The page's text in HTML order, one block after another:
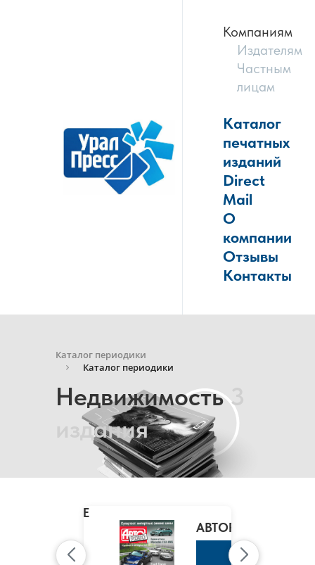
Компаниям
Издателям
Частным
лицам
Каталог
печатных
изданий
Direct
Mail
О
компании
Отзывы
Контакты
Каталог периодики
Каталог периодики
Недвижимость3
издания
CLAIRE
МАРИ
КЛЭР
АВТОРЕВЮ
К